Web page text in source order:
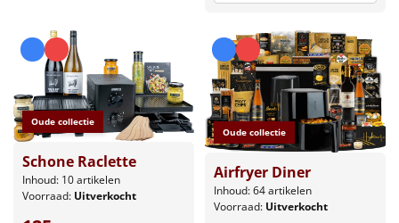
Oude collectie
Schone Raclette
Inhoud: 10 artikelen
Voorraad: Uitverkocht
Oude collectie
Airfryer Diner
Inhoud: 64 artikelen
Voorraad: Uitverkocht